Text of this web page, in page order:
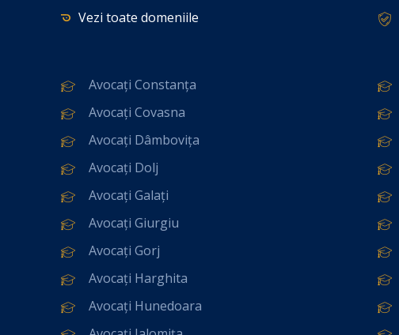
Vezi toate domeniile
Avocați Constanța
Avocați Covasna
Avocați Dâmbovița
Avocați Dolj
Avocați Galați
Avocați Giurgiu
Avocați Gorj
Avocați Harghita
Avocați Hunedoara